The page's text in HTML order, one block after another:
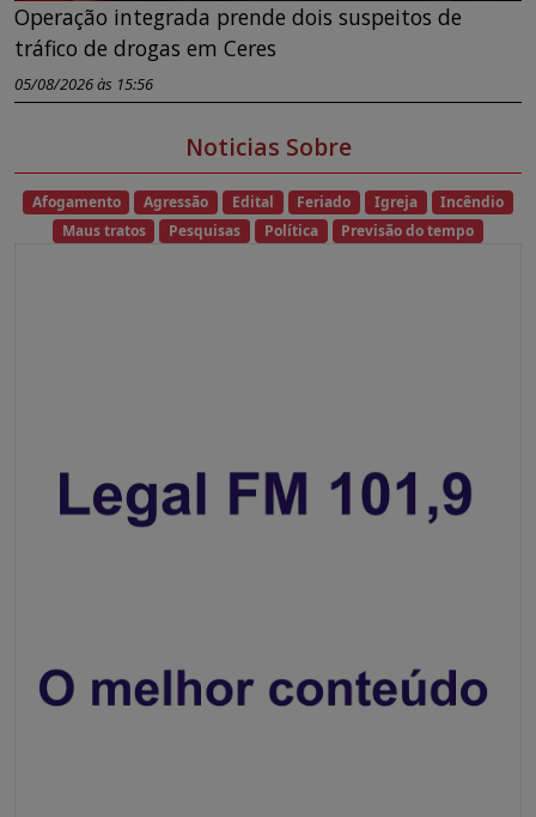
Operação integrada prende dois suspeitos de
tráfico de drogas em Ceres
05/08/2026 às 15:56
Noticias Sobre
Afogamento Agressão Edital Feriado Igreja
Incêndio
Maus tratos
Pesquisas Política Previsão do tempo